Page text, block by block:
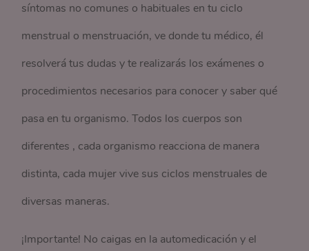
síntomas no comunes o habituales en tu ciclo
menstrual o menstruación, ve donde tu médico, él
resolverá tus dudas y te realizarás los exámenes o
procedimientos necesarios para conocer y saber qué
pasa en tu organismo. Todos los cuerpos son
diferentes , cada organismo reacciona de manera
distinta, cada mujer vive sus ciclos menstruales de
diversas maneras.
¡Importante! No caigas en la automedicación y el